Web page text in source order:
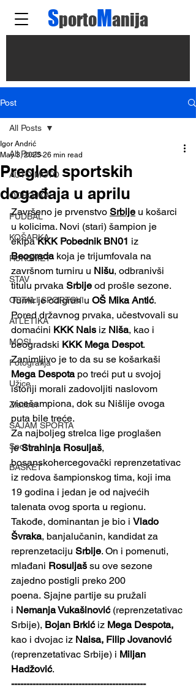
SportoManija
Post
All Posts
AUTO MOTO
ODBOJKA
FUDBAL
KOŠARKA
RUKOMET
STAV
OSTALI SPORTOVI
ATLETIKA
MOSI
Fotografija
Užice
Zlatibor
SAJAM SPORTA
Sport
BASKET
All Posts
Pregled sportskih
događaja u aprilu
Igor Andrić
May 3, 2025 26 min read
Završeno je prvenstvo Srbije u košarci
u kolicima. Novi (stari) šampion je
ekipa KKK Pobednik BN01 iz
Beograda koja je trijumfovala na
završnom turniru u Nišu, odbranivši
titulu prvaka Srbije od prošle sezone.
Turnir je odigran u OŠ Mika Antić.
Pored državnog prvaka, učestvovali su
domaćini KKK Nais iz Niša, kao i
beogradski KKK Mega Despot.
Zanimljivo je to da su se košarkaši
Mega Despota po treći put u svojoj
istoriji morali zadovoljiti naslovom
vicešampiona, dok su Nišlije ovoga
puta bile treće.
Za najboljeg strelca lige proglašen
je Strahinja Rosuljaš,
bosanskohercegovački reprenzetativac
iz redova šampionskog tima, koji ima
19 godina i jedan je od najvećih
talenata ovog sporta u regionu.
Takođe, dominantan je bio i Vlado
Švraka, banjalučanin, kandidat za
reprenzetaciju Srbije. On i pomenuti,
mlađani Rosuljaš su ove sezone
zajedno postigli preko 200
poena. Sjajne partije su pružali
i Nemanja Vukašinović (reprenzetativac
Srbije), Bojan Brkić iz Mega Despota,
kao i dvojac iz Naisa, Filip Jovanović
(reprenzetativac Srbije) i Miljan
Hadžović.
--------------------------------------------